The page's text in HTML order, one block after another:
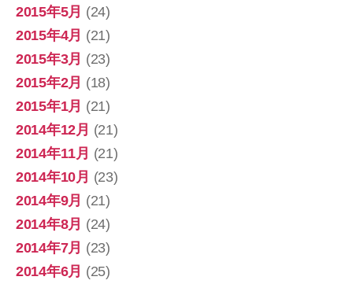
2015年5月 (24)
2015年4月 (21)
2015年3月 (23)
2015年2月 (18)
2015年1月 (21)
2014年12月 (21)
2014年11月 (21)
2014年10月 (23)
2014年9月 (21)
2014年8月 (24)
2014年7月 (23)
2014年6月 (25)